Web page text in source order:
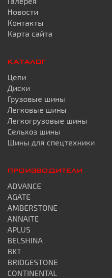
Новости
Контакты
Карта сайта
КАТАЛОГ
Цепи
Диски
Грузовые шины
Легковые шины
Легкогрузовые шины
Сельхоз шины
Шины для спецтехники
ПРОИЗВОДИТЕЛИ
ADVANCE
AGATE
AMBERSTONE
ANNAITE
APLUS
BELSHINA
BKT
BRIDGESTONE
CONTINENTAL